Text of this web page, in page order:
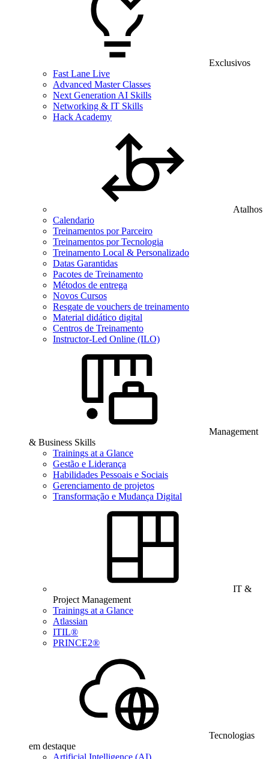
Exclusivos
Fast Lane Live
Advanced Master Classes
Next Generation AI Skills
Networking & IT Skills
Hack Academy
Atalhos
Calendario
Treinamentos por Parceiro
Treinamentos por Tecnologia
Treinamento Local & Personalizado
Datas Garantidas
Pacotes de Treinamento
Métodos de entrega
Novos Cursos
Resgate de vouchers de treinamento
Material didático digital
Centros de Treinamento
Instructor-Led Online (ILO)
Management
& Business Skills
Trainings at a Glance
Gestão e Liderança
Habilidades Pessoais e Sociais
Gerenciamento de projetos
Transformação e Mudança Digital
IT &
Project Management
Trainings at a Glance
Atlassian
ITIL®
PRINCE2®
Tecnologias
em destaque
Artificial Intelligence (AI)